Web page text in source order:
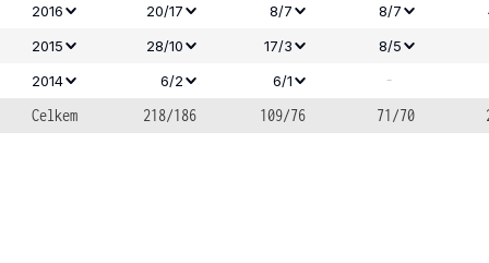
2016 20/17 8/7 8/7
2015
28/10 17/3 8/5
2014
6/2 6/1
-
Celkem
218/186 109/76 71/70